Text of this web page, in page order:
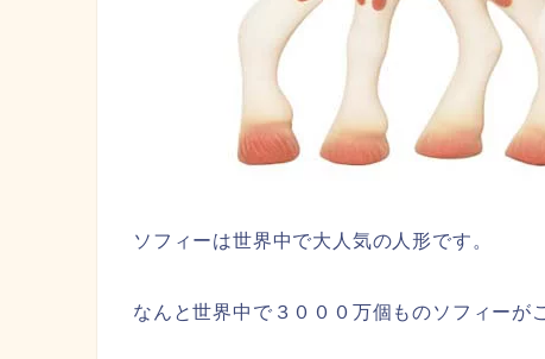
ソフィーは世界中で大人気の人形です。
なんと世界中で３０００万個ものソフィーが